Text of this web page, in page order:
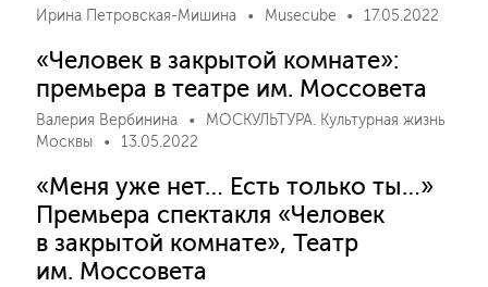
Ирина Петровская-Мишина Musecube 17.05.2022
«Человек в закрытой комнате»:
премьера в театре им. Моссовета
Валерия Вербинина
МОСКУЛЬТУРА. Культурная жизнь
Москвы
13.05.2022
«Меня уже нет… Есть только ты…»
Премьера спектакля «Человек
в закрытой комнате», Театр
им. Моссовета